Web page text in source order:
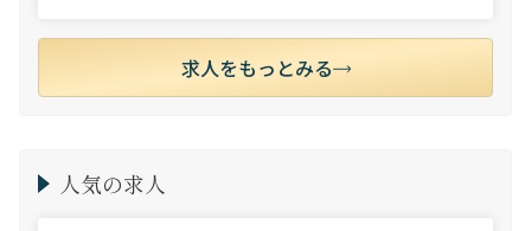
求人をもっとみる
人気の求人